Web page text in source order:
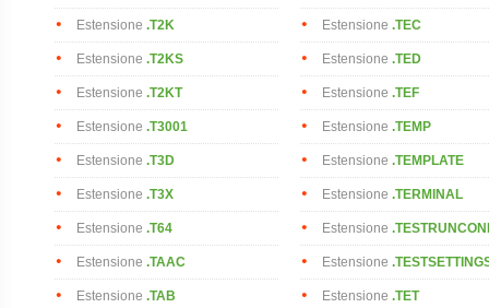
Estensione .T2K
Estensione .T2KS
Estensione .T2KT
Estensione .T3001
Estensione .T3D
Estensione .T3X
Estensione .T64
Estensione .TAAC
Estensione .TAB
Estensione .TEC
Estensione .TED
Estensione .TEF
Estensione .TEMP
Estensione .TEMPLATE
Estensione .TERMINAL
Estensione
Estensione
Estensione .TET